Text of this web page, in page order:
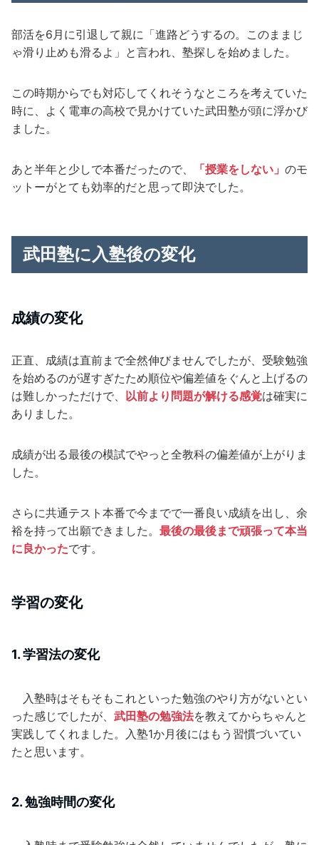
部活を6月に引退して親に「進路どうするの。このままじ
ゃ滑り止めも滑るよ」と言われ、塾探しを始めました。
この時期からでも対応してくれそうなところを考えていた
時に、よく電車の高校で見かけていた武田塾が頭に浮かび
ました。
あと半年と少しで本番だったので、 「授業をしない」 のモ
ットーがとても効率的だと思って即決でした。
武田塾に入塾後の変化
成績の変化
正直、成績は直前まで全然伸びませんでしたが、受験勉強
を始めるのが遅すぎたため順位や偏差値をぐんと上げるの
は難しかっただけで、 以前より問題が解ける感覚は確実に
ありました。
成績が出る最後の模試でやっと全教科の偏差値が上がりま
した。
さらに共通テスト本番で今までで一番良い成績を出し、余
裕を持って出願できました。 最後の最後まで頑張って本当
に良かったです。
学習の変化
1. 学習法の変化
入塾時はそもそもこれといった勉強のやり方がないとい
った感じでしたが、 武田塾の勉強法を教えてからちゃんと
実践してくれました。入塾1か月後にはもう習慣づいてい
たと思います。
2. 勉強時間の変化